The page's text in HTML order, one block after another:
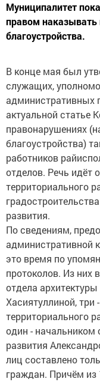
Муниципалитет
правом наказывать
благоустройства.
В конце мая был
служащих,
административных
актуальной статье
правонарушениях
благоустройства)
работников
отделов. Речь идёт
территориального
развития.
По сведениям,
административной
это время по
протоколов. Из них
отдела
Хасиятуллиной, три
территориального
один - начальником
развития
лиц составлено
граждан. Причём из